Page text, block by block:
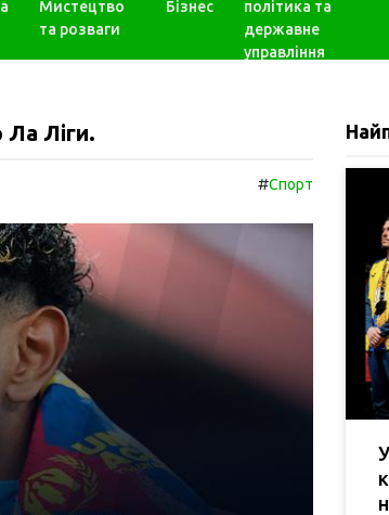
Мистецтво
та розваги
Бізнес
політика та
державне
управління
Ла Ліги.
#Спорт